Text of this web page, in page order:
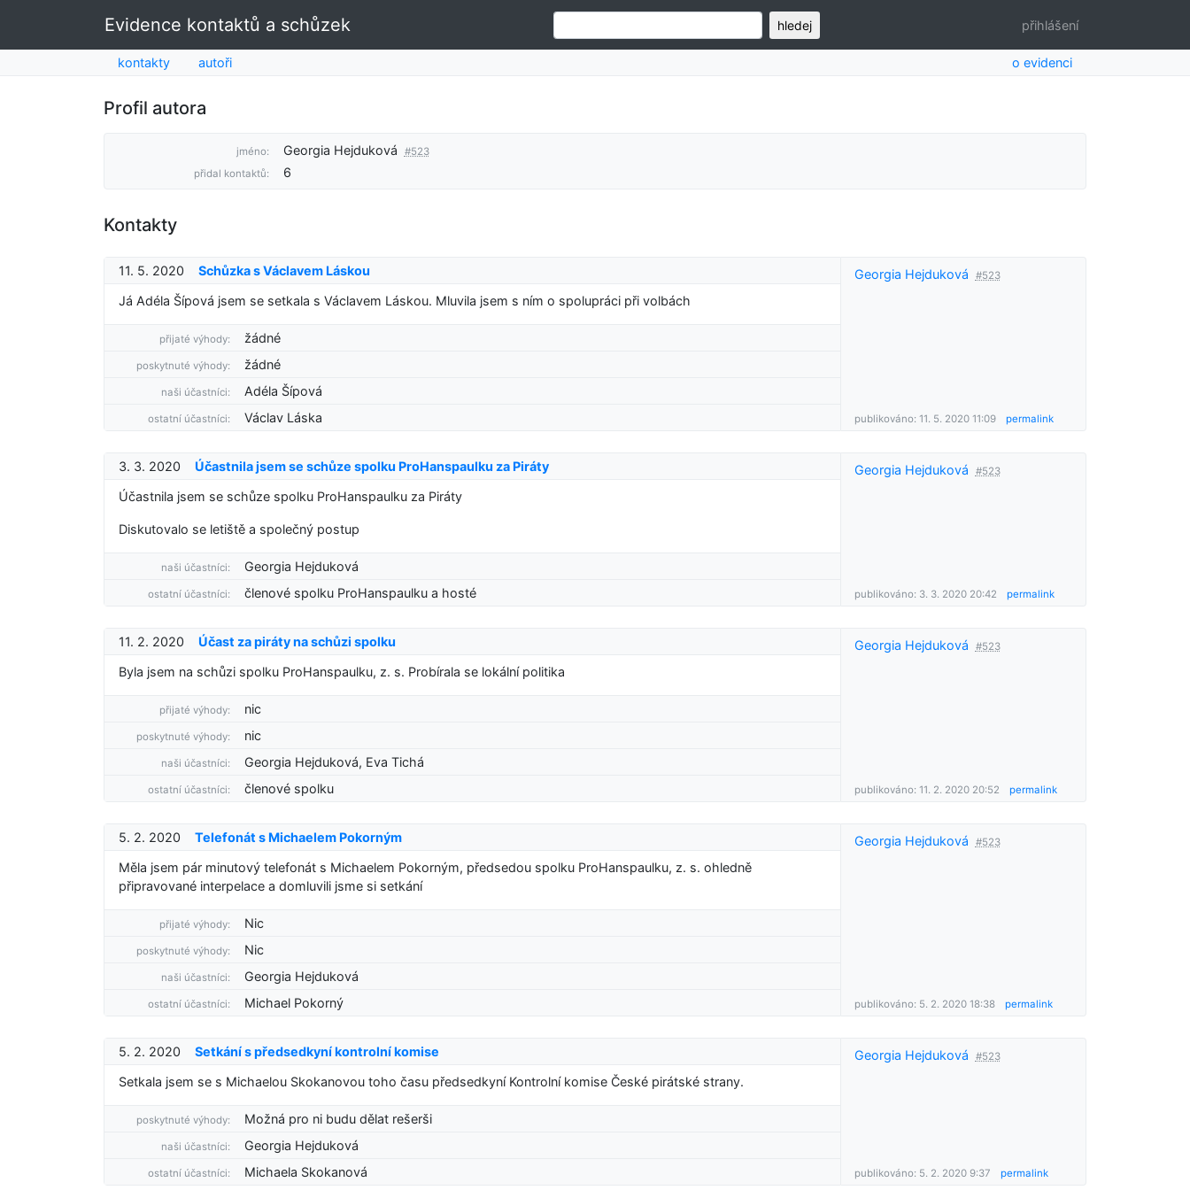
Evidence kontaktů a schůzek hledej přihlášení
kontakty autoři o evidenci
Profil autora
jméno: Georgia Hejduková
#523
přidal kontaktů:
6
Kontakty
11. 5. 2020
Schůzka s Václavem Láskou
Já Adéla Šípová jsem se setkala s Václavem Láskou. Mluvila jsem s ním o spolupráci při volbách
přijaté výhody: žádné
poskytnuté výhody: žádné
naši účastníci: Adéla Šípová
ostatní účastníci: Václav Láska
Georgia Hejduková #523
publikováno: 11. 5. 2020 11:09 permalink
3. 3. 2020
Účastnila jsem se schůze spolku ProHanspaulku za Piráty
Účastnila jsem se schůze spolku ProHanspaulku za Piráty
Diskutovalo se letiště a společný postup
naši účastníci: Georgia Hejduková
ostatní účastníci: členové spolku ProHanspaulku a hosté
Georgia Hejduková #523
publikováno: 3. 3. 2020 20:42 permalink
11. 2. 2020
Účast za piráty na schůzi spolku
Byla jsem na schůzi spolku ProHanspaulku, z. s. Probírala se lokální politika
přijaté výhody: nic
poskytnuté výhody: nic
naši účastníci: Georgia Hejduková, Eva Tichá
ostatní účastníci: členové spolku
Georgia Hejduková #523
publikováno: 11. 2. 2020 20:52 permalink
5. 2. 2020
Telefonát s Michaelem Pokorným
Měla jsem pár minutový telefonát s Michaelem Pokorným, předsedou spolku ProHanspaulku, z. s. ohledně
připravované interpelace a domluvili jsme si setkání
přijaté výhody: Nic
poskytnuté výhody: Nic
naši účastníci: Georgia Hejduková
ostatní účastníci: Michael Pokorný
Georgia Hejduková #523
publikováno: 5. 2. 2020 18:38 permalink
5. 2. 2020
Setkání s předsedkyní kontrolní komise
Setkala jsem se s Michaelou Skokanovou toho času předsedkyní Kontrolní komise České pirátské strany.
poskytnuté výhody: Možná pro ni budu dělat rešerši
naši účastníci: Georgia Hejduková
ostatní účastníci: Michaela Skokanová
Georgia Hejduková #523
publikováno: 5. 2. 2020 9:37 permalink